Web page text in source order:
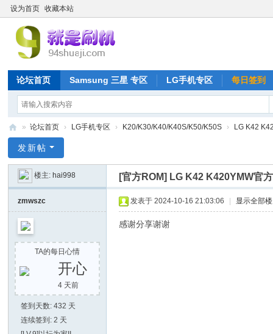
设为首页 收藏本站
论坛首页 Samsung 三星 专区 LG手机专区 每日签到
是
机
» 论坛首页 › LG手机专区 › K20/K30/K40/K40S/K50/K50S › LG K42
发新帖
楼主: hai998 [官方ROM] LG K42 K420YMW官
zmwszc
TA的每日心情
开心
4 天前
签到天数: 432 天
连续签到: 2 天
发表于 2024-10-16 21:03:06 显示全部
感谢分享谢谢